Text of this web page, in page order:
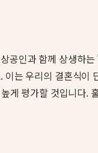
공인과 함께 상생하
는 우리의 결혼식이
게 평가할 것입니다.